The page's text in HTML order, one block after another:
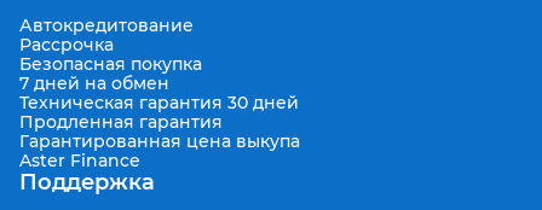
Автокредитование
Рассрочка
Безопасная покупка
7 дней на обмен
Техническая гарантия 30 дней
Продленная гарантия
Гарантированная цена выкупа
Aster Finance
Поддержка